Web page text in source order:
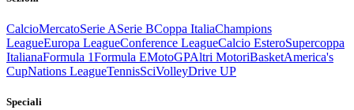
CalcioMercatoSerie ASerie BCoppa ItaliaChampions
LeagueEuropa LeagueConference LeagueCalcio EsteroSupercoppa
ItalianaFormula 1Formula EMotoGPAltri MotoriBasketAmerica's
CupNations LeagueTennisSciVolleyDrive UP
Speciali